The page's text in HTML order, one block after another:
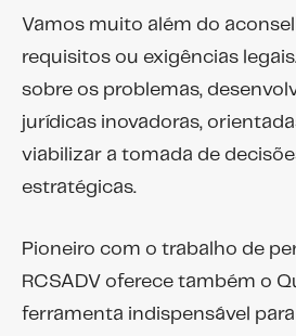
Vamos muito além do
requisitos ou exigências
sobre os problemas,
jurídicas inovadoras,
viabilizar a tomada de
estratégicas.
Pioneiro com o trabalho de
RCSADV oferece também o
ferramenta indispensável